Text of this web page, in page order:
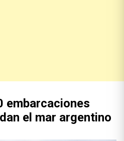
embarcaciones
el mar argentino